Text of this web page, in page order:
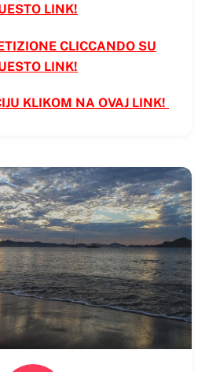
LINK!
CLICCANDO SU
LINK!
KLIKOM NA OVAJ LINK!